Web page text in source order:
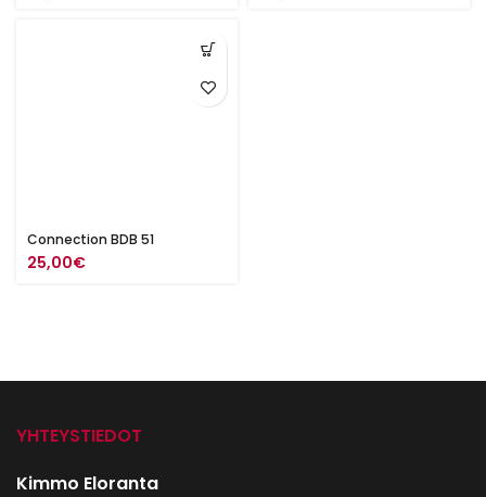
Connection BDB 51
25,00€
YHTEYSTIEDOT
Kimmo Eloranta